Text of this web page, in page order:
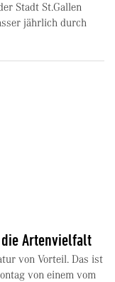
Stadt St.Gallen
jährlich durch
Artenvielfalt
von Vorteil. Das ist
von einem vom